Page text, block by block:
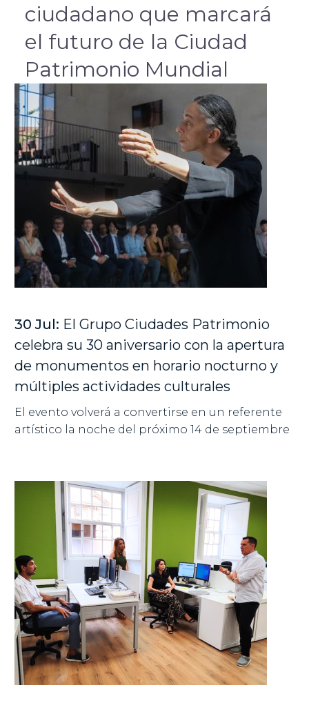
ciudadano que marcará
el futuro de la Ciudad
Patrimonio Mundial
30 Jul: El Grupo Ciudades Patrimonio
celebra su 30 aniversario con la apertura
de monumentos en horario nocturno y
múltiples actividades culturales
El evento volverá a convertirse en un referente
artístico la noche del próximo 14 de septiembre